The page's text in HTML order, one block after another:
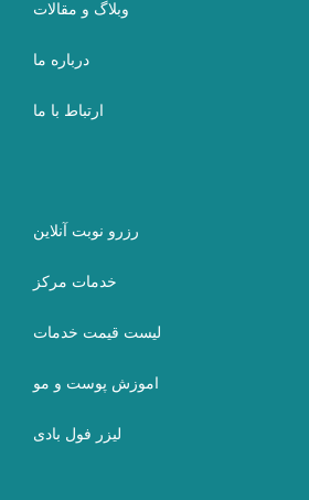
وبلاگ و مقالات
درباره ما
ارتباط با ما
رزرو نوبت آنلاین
خدمات مرکز
لیست قیمت خدمات
اموزش پوست و مو
لیزر فول بادی